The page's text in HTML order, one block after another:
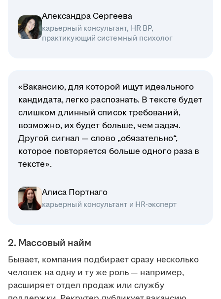
Александра Сергеева
карьерный консультант, HR BP,
практикующий системный психолог
«Вакансию, для которой ищут идеального
кандидата, легко распознать. В тексте будет
слишком длинный список требований,
возможно, их будет больше, чем задач.
Другой сигнал — слово „обязательно“,
которое повторяется больше одного раза в
тексте».
Алиса Портнаго
карьерный консультант и HR-эксперт
2. Массовый найм
Бывает, компания подбирает сразу несколько
человек на одну и ту же роль — например,
расширяет отдел продаж или службу